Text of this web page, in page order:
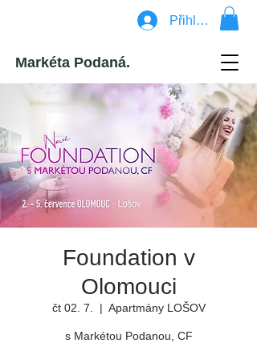
Přihlásit se
Markéta Podaná.
Foundation v
Olomouci
čt 02. 7.
  |
Apartmány LOŠOV
s Markétou Podanou, CF